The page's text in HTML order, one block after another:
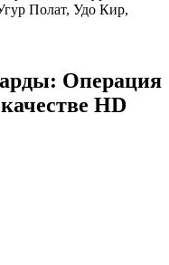
Полат, Удо Кир,
Операция
HD